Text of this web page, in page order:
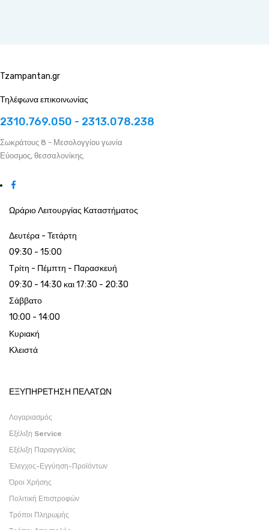
Tzampantan.gr
Τηλέφωνα επικοινωνίας
2310.769.050 - 2313.078.238
Σωκράτους 8 - Μεσολογγίου γωνία
Εύοσμος, θεσσαλονίκης.
Ωράριο Λειτουργίας Καταστήματος
Δευτέρα - Τετάρτη
09:30 - 15:00
Τρίτη - Πέμπτη - Παρασκευή
09:30 - 14:30 και 17:30 - 20:30
Σάββατο
10:00 - 14:00
Κυριακή
Κλειστά
ΕΞΥΠΗΡΕΤΗΣΗ ΠΕΛΑΤΩΝ
Λογαριασμός
Εξέλιξη Service
Εξέλιξη Παραγγελίας
Έλεγχος-Εγγύηση-Προϊόντων
Όροι Χρήσης
Πολιτική Επιστροφών
Τρόποι Πληρωμής